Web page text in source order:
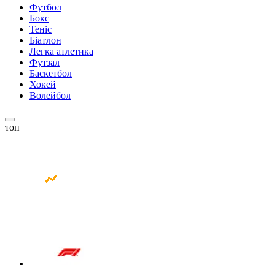
Футбол
Бокс
Теніс
Біатлон
Легка атлетика
Футзал
Баскетбол
Хокей
Волейбол
топ